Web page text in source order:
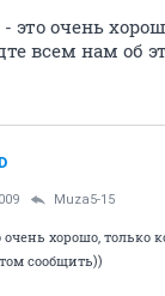
очень
всем нам об
Muza5-15
хорошо, только
сообщить))